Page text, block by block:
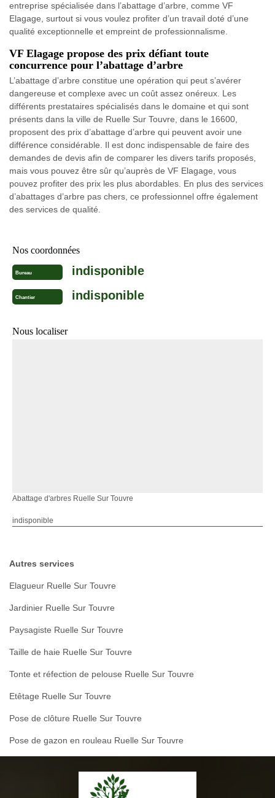
entreprise spécialisée dans l’abattage d’arbre, comme VF
Elagage, surtout si vous voulez profiter d’un travail doté d’une
qualité exceptionnelle et empreint de professionnalisme.
VF Elagage propose des prix défiant toute
concurrence pour l’abattage d’arbre
L’abattage d’arbre constitue une opération qui peut s’avérer
dangereuse et complexe avec un coût assez onéreux. Les
différents prestataires spécialisés dans le domaine et qui sont
présents dans la ville de Ruelle Sur Touvre, dans le 16600,
proposent des prix d’abattage d’arbre qui peuvent avoir une
différence considérable. Il est donc indispensable de faire des
demandes de devis afin de comparer les divers tarifs proposés,
mais vous pouvez être sûr qu’auprès de VF Elagage, vous
pouvez profiter des prix les plus abordables. En plus des services
d’abattages d’arbre pas chers, ce professionnel offre également
des services de qualité.
Nos coordonnées
Bureau indisponible
Chantier indisponible
Nous localiser
Abattage d'arbres Ruelle Sur Touvre
indisponible
Autres services
Elagueur Ruelle Sur Touvre
Jardinier Ruelle Sur Touvre
Paysagiste Ruelle Sur Touvre
Taille de haie Ruelle Sur Touvre
Tonte et réfection de pelouse Ruelle Sur Touvre
Etêtage Ruelle Sur Touvre
Pose de clôture Ruelle Sur Touvre
Pose de gazon en rouleau Ruelle Sur Touvre